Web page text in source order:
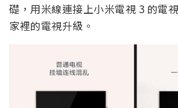
礎，用米線連接上小米電視 3 的電
家裡的電視升級。